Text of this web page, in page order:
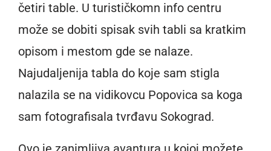
četiri table. U turističkomn info centru
može se dobiti spisak svih tabli sa kratkim
opisom i mestom gde se nalaze.
Najudaljenija tabla do koje sam stigla
nalazila se na vidikovcu Popovica sa koga
sam fotografisala tvrđavu Sokograd.